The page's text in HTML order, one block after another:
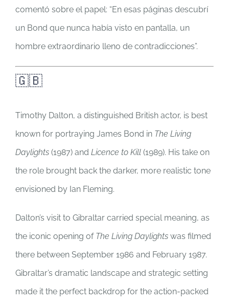
comentó sobre el papel: “En esas páginas descubrí
un Bond que nunca había visto en pantalla, un
hombre extraordinario lleno de contradicciones”.
🇬🇧
Timothy Dalton, a distinguished British actor, is best
known for portraying James Bond in The Living
Daylights (1987) and Licence to Kill (1989). His take on
the role brought back the darker, more realistic tone
envisioned by Ian Fleming.
Dalton’s visit to Gibraltar carried special meaning, as
the iconic opening of The Living Daylights was filmed
there between September 1986 and February 1987.
Gibraltar’s dramatic landscape and strategic setting
made it the perfect backdrop for the action-packed